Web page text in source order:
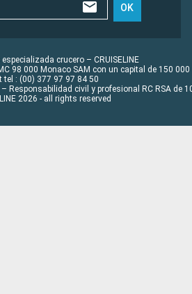
OK
crucero – CRUISELINE
98 000 Monaco SAM con un capital de 150 000
tel : (00) 377 97 97 84 50
Responsabilidad civil y profesional RC RSA de
2026 - all rights reserved